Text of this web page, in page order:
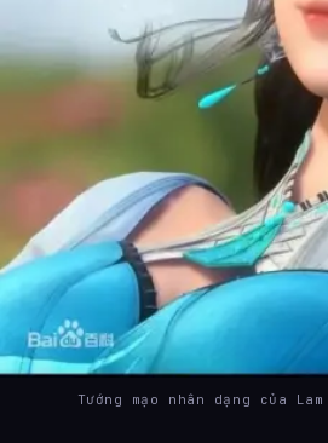
Tướng mạo nhân dạng của